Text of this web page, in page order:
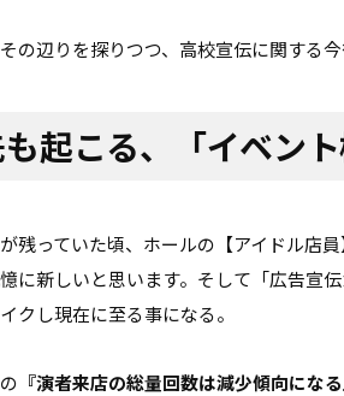
の辺りを探りつつ、高校宣伝に関する
起こる、「イベン
残っていた頃、ホールの【アイドル店
に新しいと思います。そして「広告宣
クし現在に至る事になる。
『演者来店の総量回数は減少傾向になる